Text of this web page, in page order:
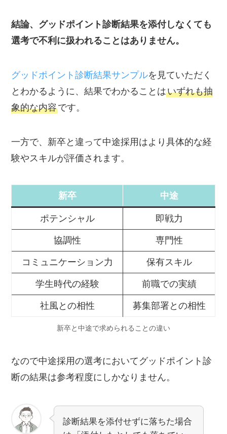
ずは適度な距離を置いて接し、互いにと
って心地よい距離を探りながら丁寧に信
多くの人が集まる場ではおとなしく見ら
関係を構築できた相手とは互いの思いや
内に秘めたパワーをしっかりと理解し合
あなたは、和やかな人間関係を重視し、
考え方やタイプの異なる人に対して拒否
反応を示したり、自分の主張を押し付け
るようなことはありません。人が集まる
場において、あなたは誰に対しても自然
と穏やかに対応します。あなたに受け入
れてもらえていると感じ、安心感を得ら
また、あなたは環境や事実もありのまま
環境においてルールや雰囲気にスムーズ
になじむことができる点を評価される機
結論、グッドポイント診断結果を添付しなくても
選考で不利に扱われることはありません。
グッドポイント診断結果サンプルを見ていただく
とわかるように、結果でわかることはいずれも抽
象的な内容です。
一方で、新卒と違って中途採用はより具体的な経
験やスキルが評価されます。
新卒 中途
ポテンシャル 即戦力
協調性 専門性
コミュニケーション力 保有スキル
学生時代の経験 前職での実績
社風との相性 募集部署との相性
新卒と中途で求められることの違い
なので中途採用の選考においてグッドポイント診
断の結果は参考程度にしかなりません。
診断結果を添付せずに落ちた場合